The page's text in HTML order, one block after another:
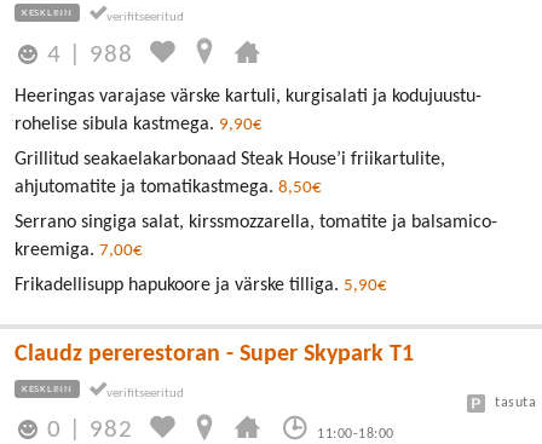
KESKLINN
4 988
Heeringas varajase värske kartuli, kurgisalati ja kodujuustu-
rohelise sibula kastmega. 9,90€
Grillitud seakaelakarbonaad Steak House’i friikartulite,
ahjutomatite ja tomatikastmega. 8,50€
Serrano singiga salat, kirssmozzarella, tomatite ja balsamico-
kreemiga. 7,00€
Frikadellisupp hapukoore ja värske tilliga. 5,90€
Claudz pererestoran - Super Skypark T1
KESKLINN
0 982 11:00-18:00
tasuta